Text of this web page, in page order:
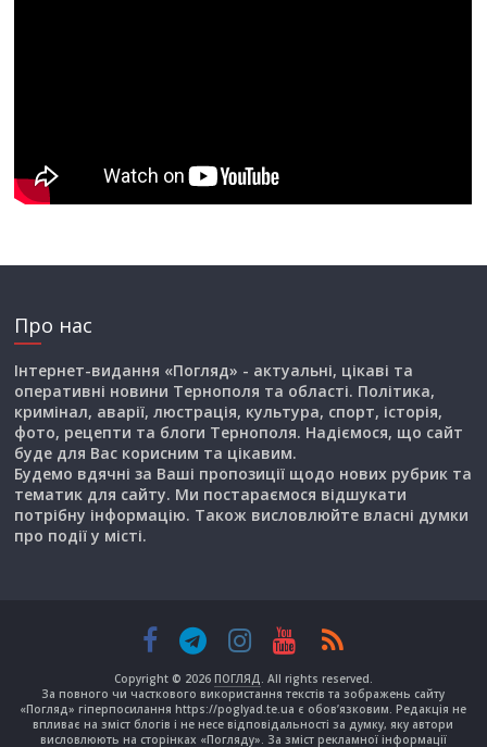
Про нас
Інтернет-видання «Погляд» - актуальні, цікаві та
оперативні новини Тернополя та області. Політика,
кримінал, аварії, люстрація, культура, спорт, історія,
фото, рецепти та блоги Тернополя. Надіємося, що сайт
буде для Вас корисним та цікавим.
Будемо вдячні за Ваші пропозиції щодо нових рубрик та
тематик для сайту. Ми постараємося відшукати
потрібну інформацію. Також висловлюйте власні думки
про події у місті.
Copyright © 2026 ПОГЛЯД . All rights reserved.
За повного чи часткового використання текстів та зображень сайту
«Погляд» гіперпосилання https://poglyad.te.ua є обов’язковим. Редакція не
впливає на зміст блогів і не несе відповідальності за думку, яку автори
висловлюють на сторінках «Погляду». За зміст рекламної інформації